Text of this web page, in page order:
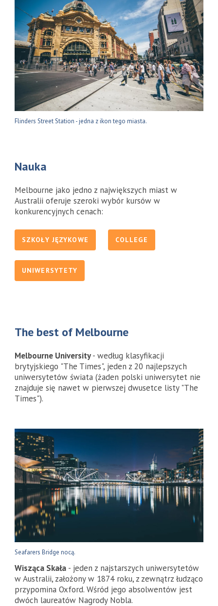
Flinders Street Station - jedna z ikon tego miasta.
Nauka
Melbourne jako jedno z największych miast w
Australii oferuje szeroki wybór kursów w
konkurencyjnych cenach:
SZKOŁY JĘZYKOWE COLLEGE
UNIWERSYTETY
The best of Melbourne
Melbourne University- według klasyfikacji
brytyjskiego "The Times", jeden z 20 najlepszych
uniwersytetów świata (żaden polski uniwersytet nie
znajduje się nawet w pierwszej dwusetce listy "The
Times").
Seafarers Bridge nocą.
Wisząca Skała - jeden z najstarszych uniwersytetów
w Australii, założony w 1874 roku, z zewnątrz łudząco
przypomina Oxford. Wśród jego absolwentów jest
dwóch laureatów Nagrody Nobla.